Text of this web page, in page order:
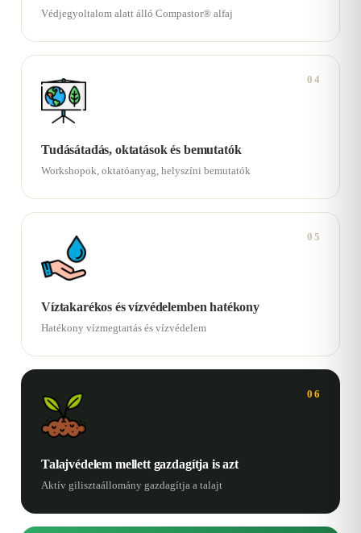
Védjegyoltalom alatt álló Compastor® alfaj
04
Tudásátadás, oktatások és bemutatók
Workshopok, oktatóanyag, helyszíni bemutatók
05
Víztakarékos és vízvédelemben hatékony
Hatékony vízmegtartás és vízvédelem
06
Talajvédelem mellett gazdagítja is azt
Aktív gilisztaállomány gazdagítja a talajt